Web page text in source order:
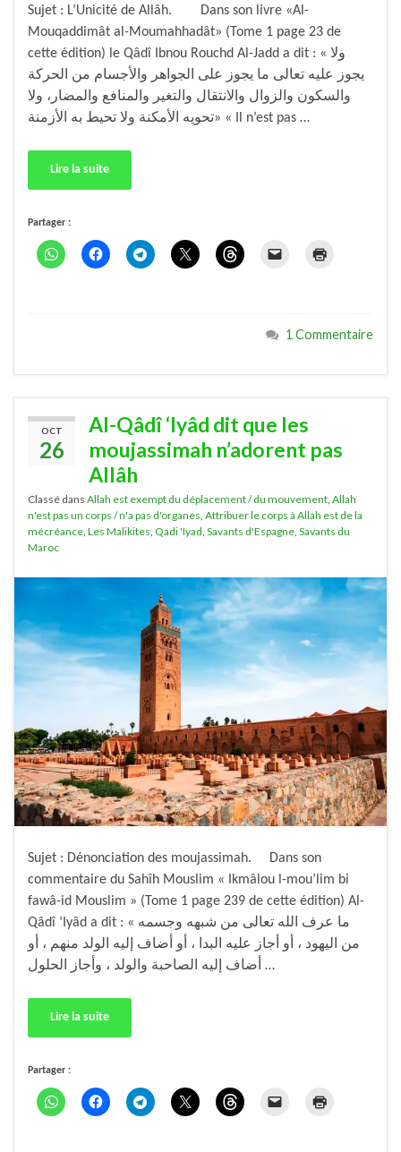
Sujet : L’Unicité de Allâh. Dans son livre «Al-
Mouqaddimât al-Moumahhadât» (Tome 1 page 23 de
cette édition) le Qâdî Ibnou Rouchd Al-Jadd a dit : « ولا
يجوز عليه تعالى ما يجوز على الجواهر والأجسام من الحركة
والسكون والزوال والانتقال والتغير والمنافع والمضار، ولا
تحويه الأمكنة ولا تحيط به الأزمنة» « Il n’est pas …
Lire la suite
Partager :
1 Commentaire
OCT
26
Al-Qâdî ‘Iyâd dit que les
moujassimah n’adorent pas
Allâh
Classé dans Allah est exempt du déplacement / du mouvement, Allah
n'est pas un corps / n'a pas d'organes, Attribuer le corps à Allah est de la
mécréance, Les Malikites, Qadi 'Iyad, Savants d'Espagne, Savants du
Maroc
Sujet : Dénonciation des moujassimah. Dans son
commentaire du Sahîh Mouslim « Ikmâlou l-mou’lim bi
fawâ-id Mouslim » (Tome 1 page 239 de cette édition) Al-
Qâdî ‘Iyâd a dit : « ما عرف الله تعالى من شبهه وجسمه
من اليهود ، أو أجاز عليه البدا ، أو أضاف إليه الولد منهم ، أو
أضاف إليه الصاحبة والولد ، وأجاز الحلول …
Lire la suite
Partager :